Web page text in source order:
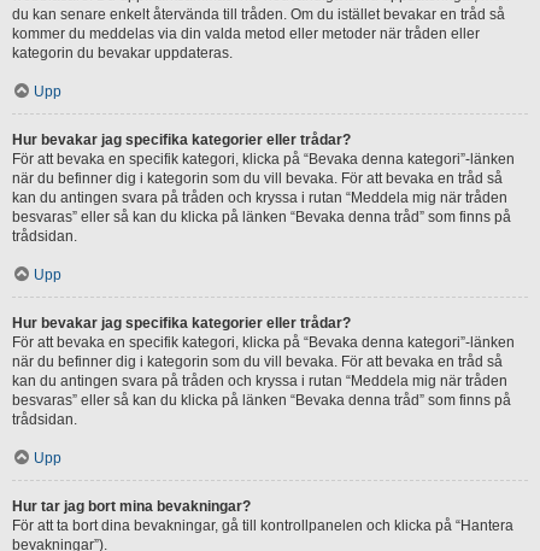
du kan senare enkelt återvända till tråden. Om du istället bevakar en tråd så
kommer du meddelas via din valda metod eller metoder när tråden eller
kategorin du bevakar uppdateras.
Upp
Hur bevakar jag specifika kategorier eller trådar?
För att bevaka en specifik kategori, klicka på “Bevaka denna kategori”-länken
när du befinner dig i kategorin som du vill bevaka. För att bevaka en tråd så
kan du antingen svara på tråden och kryssa i rutan “Meddela mig när tråden
besvaras” eller så kan du klicka på länken “Bevaka denna tråd” som finns på
trådsidan.
Upp
Hur bevakar jag specifika kategorier eller trådar?
För att bevaka en specifik kategori, klicka på “Bevaka denna kategori”-länken
när du befinner dig i kategorin som du vill bevaka. För att bevaka en tråd så
kan du antingen svara på tråden och kryssa i rutan “Meddela mig när tråden
besvaras” eller så kan du klicka på länken “Bevaka denna tråd” som finns på
trådsidan.
Upp
Hur tar jag bort mina bevakningar?
För att ta bort dina bevakningar, gå till kontrollpanelen och klicka på “Hantera
bevakningar”).